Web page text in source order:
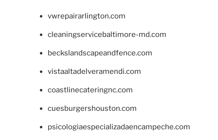
vwrepairarlington.com
cleaningservicebaltimore-md.com
beckslandscapeandfence.com
vistaaltadelveramendi.com
coastlinecateringnc.com
cuesburgershouston.com
psicologiaespecializadaencampeche.com